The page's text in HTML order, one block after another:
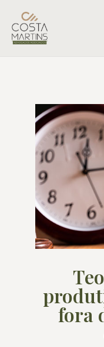
fora